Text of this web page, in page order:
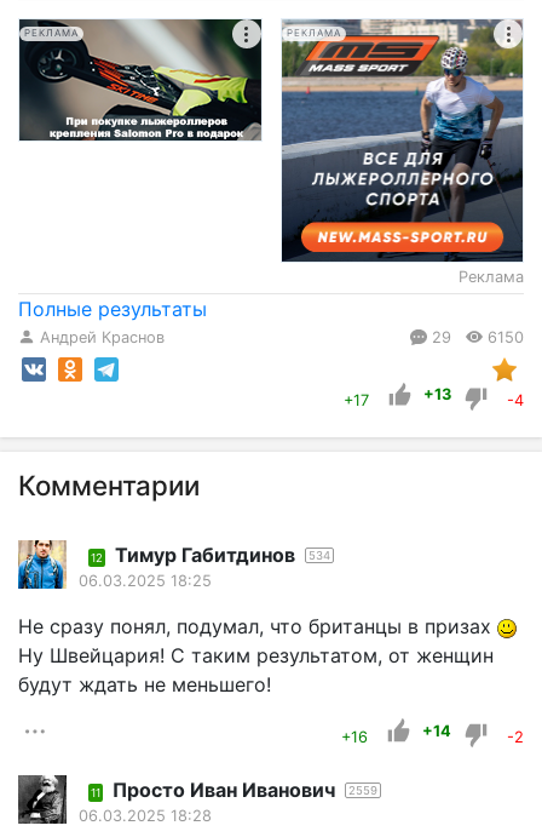
РЕКЛАМА РЕКЛАМА
Реклама
Полные результаты
Андрей Краснов 29 6150
+17 +13 -4
Комментарии
12 Тимур Габитдинов 534
06.03.2025 18:25
Не сразу понял, подумал, что британцы в призах
Ну Швейцария! С таким результатом, от женщин
будут ждать не меньшего!
+16 +14 -2
11 Просто Иван Иванович 2559
06.03.2025 18:28